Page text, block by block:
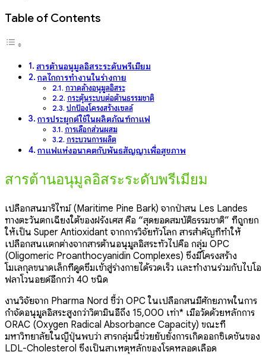
Table of Contents
สารต้านอนุมูลอิสระระดับพรีเมียม
กลไกการทำงานในร่างกาย
กวาดล้างอนุมูลอิสระ
กระตุ้นระบบต่อต้านธรรมชาติ
ปกป้องโครงสร้างเซลล์
การประยุกต์ใช้ในผลิตภัณฑ์กาแฟ
การเลือกส่วนผสม
กระบวนการผลิต
กาแฟแห่งอนาคตกับพันธสัญญาเพื่อสุขภาพ
สารต้านอนุมูลอิสระระดับพรีเมียม
เปลือกสนมาริไทม์ (Maritime Pine Bark) จากป่าสน Les Landes
ทางตะวันตกเฉียงใต้ของฝรั่งเศส คือ “สุดยอดสมบัติธรรมชาติ” ที่ถูกยก
ให้เป็น Super Antioxidant จากการวิจัยทั่วโลก สารสำคัญที่ทำให้
เปลือกสนแตกต่างจากสารต้านอนุมูลอิสระทั่วไปคือ กลุ่ม OPC
(Oligomeric Proanthocyanidin Complexes) ซึ่งมีโครงสร้าง
โมเลกุลขนาดเล็กที่ดูดซึมเข้าสู่ร่างกายได้รวดเร็ว และทำงานร่วมกับไบโอ
ฟลาโวนอยด์อีกกว่า 40 ชนิด
งานวิจัยจาก Pharma Nord ชี้ว่า OPC ในเปลือกสนมีศักยภาพในการ
กำจัดอนุมูลอิสระสูงกว่าวิตามินอีถึง 15,000 เท่า* เมื่อวัดด้วยหลักการ
ORAC (Oxygen Radical Absorbance Capacity) ขณะที่
มหาวิทยาลัยในญี่ปุ่นพบว่า สารกลุ่มนี้ช่วยยับยั้งการเกิดออกซิเดชันของ
LDL-Cholesterol ซึ่งเป็นสาเหตุหลักของโรคหลอดเลือด